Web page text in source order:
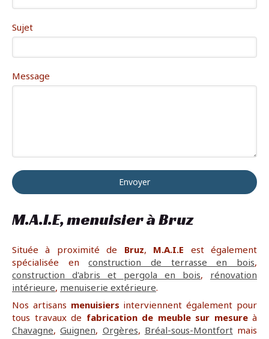
Sujet
Message
Envoyer
M.A.I.E, menuisier à Bruz
Située à proximité de Bruz, M.A.I.E est également
spécialisée enconstruction de terrasse en bois,
construction d'abris et pergola en bois, rénovation
intérieure, menuiserie extérieure.
Nos artisans menuisiers interviennent également pour
tous travaux de fabrication de meuble sur mesureà
Chavagne,Guignen, Orgères, Bréal-sous-Montfortmais